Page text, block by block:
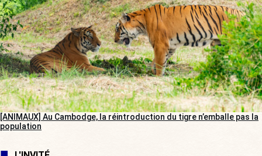
[ANIMAUX] Au Cambodge, la réintroduction du tigre n’emballe pas la
population